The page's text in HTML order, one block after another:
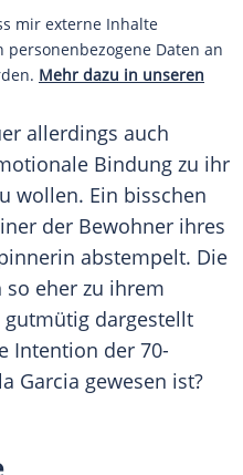
mir externe Inhalte
Daten an
Mehr dazu in unseren
allerdings auch
Bindung zu ihr
wollen. Ein bisschen
der Bewohner ihres
abstempelt. Die
so eher zu ihrem
gutmütig dargestellt
Intention der 70-
Garcia gewesen ist?